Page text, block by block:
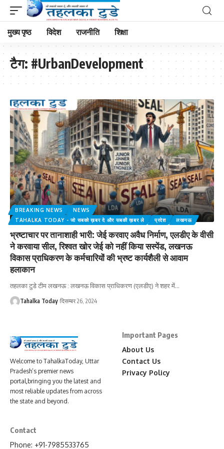
मुख्य पृष्ठ विदेश राजनीति शिक्षा
टैग: #UrbanDevelopment
BREAKING NEWS
NEWS
TAHALKA TODAY - जो सबको ख़बर दे और सबकी ख़बर ले
प्रदेश लखनऊ
भ्रष्टाचार पर तानाशाही भारी: जेई करवाए अवैध निर्माण, एलडीए के वीसी
ने करवाया सील, रिश्वत खोर जेई को नहीं किया सस्पेंड, लखनऊ
विकास प्राधिकरण के कर्मचारियों की भ्रष्ट कार्यशैली से आवाम
हलाकान
तहलका टुडे टीम लखनऊ : लखनऊ विकास प्राधिकरण (एलडीए) ने शहर में…
Tahalka Today दिसम्बर 26, 2024
Welcome to TahalkaToday, Uttar
Pradesh’s premier news
portal,bringing you the latest and
most reliable updates from across
the state and beyond.
Important Pages
About Us
Contact Us
Privacy Policy
Contact
Phone: +91-7985533765